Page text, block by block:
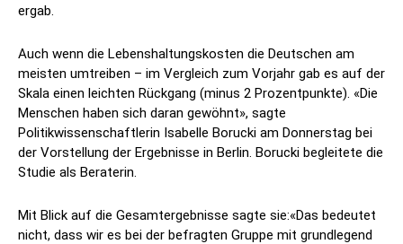
ergab.
Auch wenn die Lebenshaltungskosten die Deutschen am
meisten umtreiben – im Vergleich zum Vorjahr gab es auf der
Skala einen leichten Rückgang (minus 2 Prozentpunkte). «Die
Menschen haben sich daran gewöhnt», sagte
Politikwissenschaftlerin Isabelle Borucki am Donnerstag bei
der Vorstellung der Ergebnisse in Berlin. Borucki begleitete die
Studie als Beraterin.
Mit Blick auf die Gesamtergebnisse sagte sie:«Das bedeutet
nicht, dass wir es bei der befragten Gruppe mit grundlegend